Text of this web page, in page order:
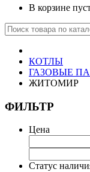
В корзине
КОТЛЫ
ГАЗОВЫЕ
ЖИТОМИР
ФИЛЬТР
Цена
Статус